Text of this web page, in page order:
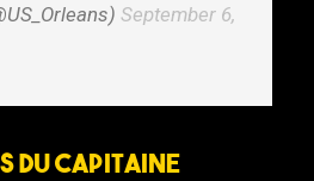
September 6,
du capitaine